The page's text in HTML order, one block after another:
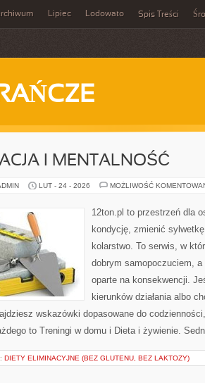
Lipiec Lodowato Spis Treści
I MENTALNOŚĆ
LUT - 24 - 2026 MOŻLIWOŚĆ
12ton.pl to przestrzeń dla
kondycję, zmienić
kolarstwo. To serwis, w
dobrym samopoczuciem,
oparte na konsekwencji.
kierunków działania albo
wskazówki dopasowane do
to Treningi w domu i Dieta i żywienie.
DIETY ELIMINACYJNE (BEZ GLUTENU, BEZ LAKTOZY)